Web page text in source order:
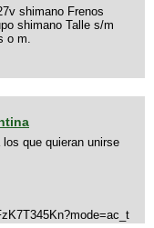
shimano Frenos
shimano Talle s/m
o m.
que quieran unirse